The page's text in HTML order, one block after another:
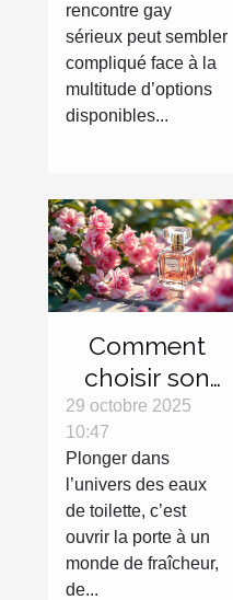
rencontre gay
sérieux peut sembler
compliqué face à la
multitude d’options
disponibles...
Comment
choisir son
eau de
toilette pour
une fraîcheur
durable ?
29 octobre 2025
10:47
Plonger dans
l’univers des eaux
de toilette, c’est
ouvrir la porte à un
monde de fraîcheur,
de...